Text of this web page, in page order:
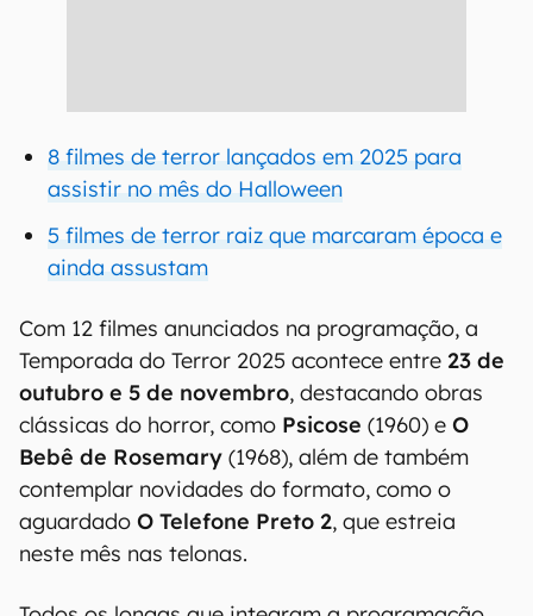
8 filmes de terror lançados em 2025 para
assistir no mês do Halloween
5 filmes de terror raiz que marcaram época e
ainda assustam
Com 12 filmes anunciados na programação, a
Temporada do Terror 2025 acontece entre 23 de
outubro e 5 de novembro, destacando obras
clássicas do horror, como Psicose (1960) e O
Bebê de Rosemary (1968), além de também
contemplar novidades do formato, como o
aguardado O Telefone Preto 2, que estreia
neste mês nas telonas.